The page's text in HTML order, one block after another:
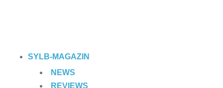
SYLB-MAGAZIN
NEWS
REVIEWS